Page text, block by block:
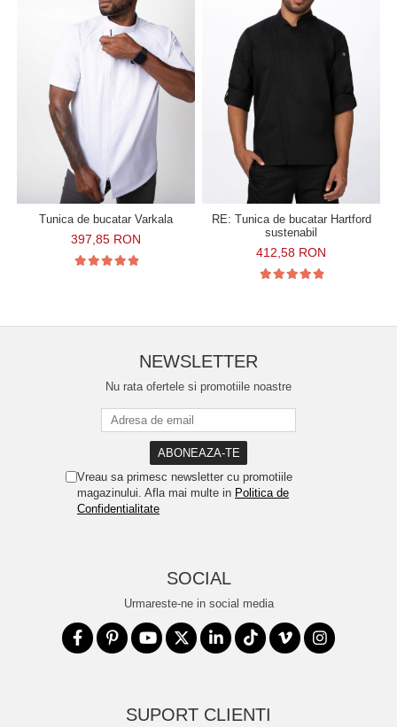
Tunica de bucatar Varkala
397,85 RON
RE: Tunica de bucatar Hartford
sustenabil
412,58 RON
NEWSLETTER
Nu rata ofertele si promotiile noastre
Vreau sa primesc newsletter cu promotiile
magazinului. Afla mai multe in Politica de
Confidentialitate
SOCIAL
Urmareste-ne in social media
SUPORT CLIENTI